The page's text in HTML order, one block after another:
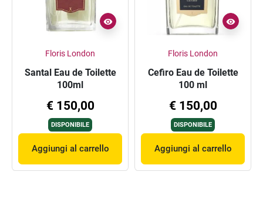
Floris London
Santal Eau de Toilette
100ml
€ 150,00
DISPONIBILE
Aggiungi al carrello
Floris London
Cefiro Eau de Toilette
100 ml
€ 150,00
DISPONIBILE
Aggiungi al carrello